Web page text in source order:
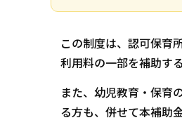
この制度は、認可保育
利用料の一部を補助す
また、幼児教育・保育
る方も、併せて本補助